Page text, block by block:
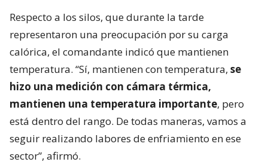
Respecto a los silos, que durante la tarde
representaron una preocupación por su carga
calórica, el comandante indicó que mantienen
temperatura. “Sí, mantienen con temperatura, se
hizo una medición con cámara térmica,
mantienen una temperatura importante, pero
está dentro del rango. De todas maneras, vamos a
seguir realizando labores de enfriamiento en ese
sector”, afirmó.